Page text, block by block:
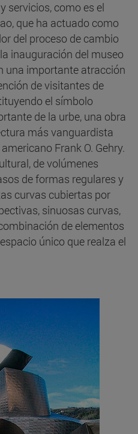
servicios, como es el
que ha actuado como
del proceso de cambio
inauguración del museo
una importante atracción
de visitantes de
el símbolo
de la urbe, una obra
más vanguardista
Frank O. Gehry.
de volúmenes
de formas regulares y
curvas cubiertas por
sinuosas curvas,
de elementos
único que realza el